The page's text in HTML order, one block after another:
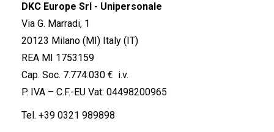
DKC Europe Srl - Unipersonale
Via G. Marradi, 1
20123 Milano (MI) Italy (IT)
REA MI 1753159
Cap. Soc. 7.774.030 € i.v.
P. IVA – C.F.-EU Vat: 04498200965
Tel. +39 0321 989898